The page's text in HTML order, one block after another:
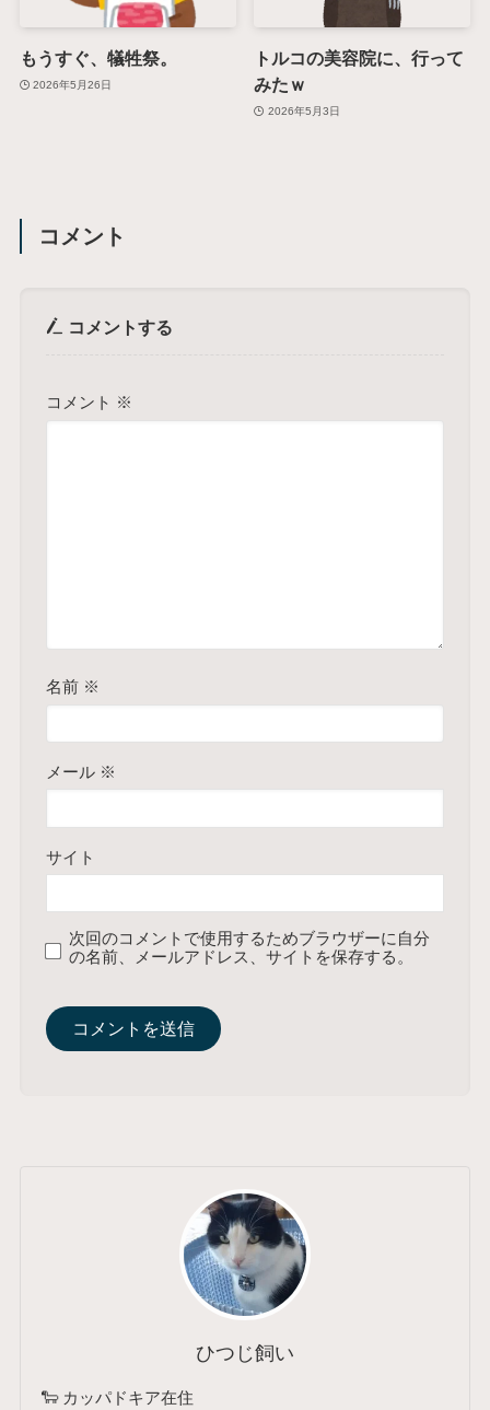
もうすぐ、犠牲祭。
2026年5月26日
トルコの美容院に、行って
みたｗ
2026年5月3日
コメント
コメントする
コメント ※
名前 ※
メール ※
サイト
次回のコメントで使用するためブラウザーに自分
の名前、メールアドレス、サイトを保存する。
ひつじ飼い
🐑 カッパドキア在住